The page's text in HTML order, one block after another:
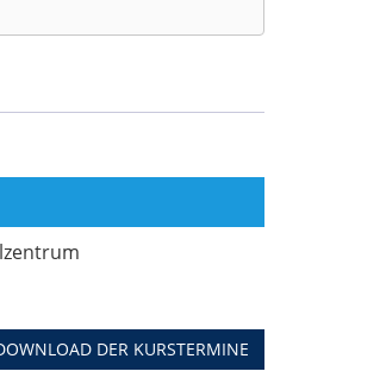
DER KURSTERMINE